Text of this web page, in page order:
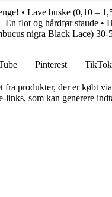
• Lave buske (0,10 –
En flot og hårdfør staude •
nigra Black Lace) 30-
Pinterest TikTok
produkter, der er købt
som kan generere